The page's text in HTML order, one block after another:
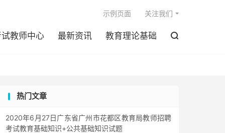
教师中心 最新资讯 教育理论基础 
示例页面 关注我们
热门文章
2020年6月27日广东省广州市花都区教育局教师招聘
考试教育基础知识+公共基础知识试题